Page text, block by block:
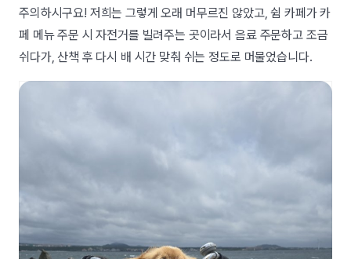
주의하시구요! 저희는 그렇게 오래 머무르진 않았고, 쉼 카페가 카
페 메뉴 주문 시 자전거를 빌려주는 곳이라서 음료 주문하고 조금
쉬다가, 산책 후 다시 배 시간 맞춰 쉬는 정도로 머물었습니다.